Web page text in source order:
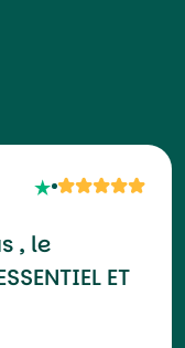
, le
ET